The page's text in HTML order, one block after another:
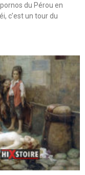
du Pérou en
c’est un tour du